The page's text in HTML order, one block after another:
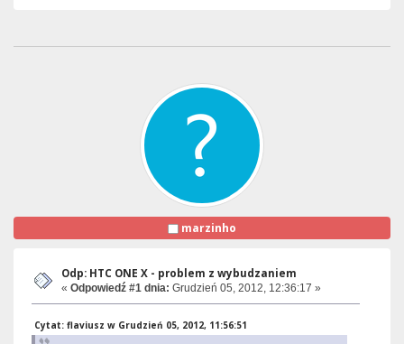
marzinho
Odp: HTC ONE X - problem z wybudzaniem
« Odpowiedź #1 dnia: Grudzień 05, 2012, 12:36:17 »
Cytat: flaviusz w Grudzień 05, 2012, 11:56:51